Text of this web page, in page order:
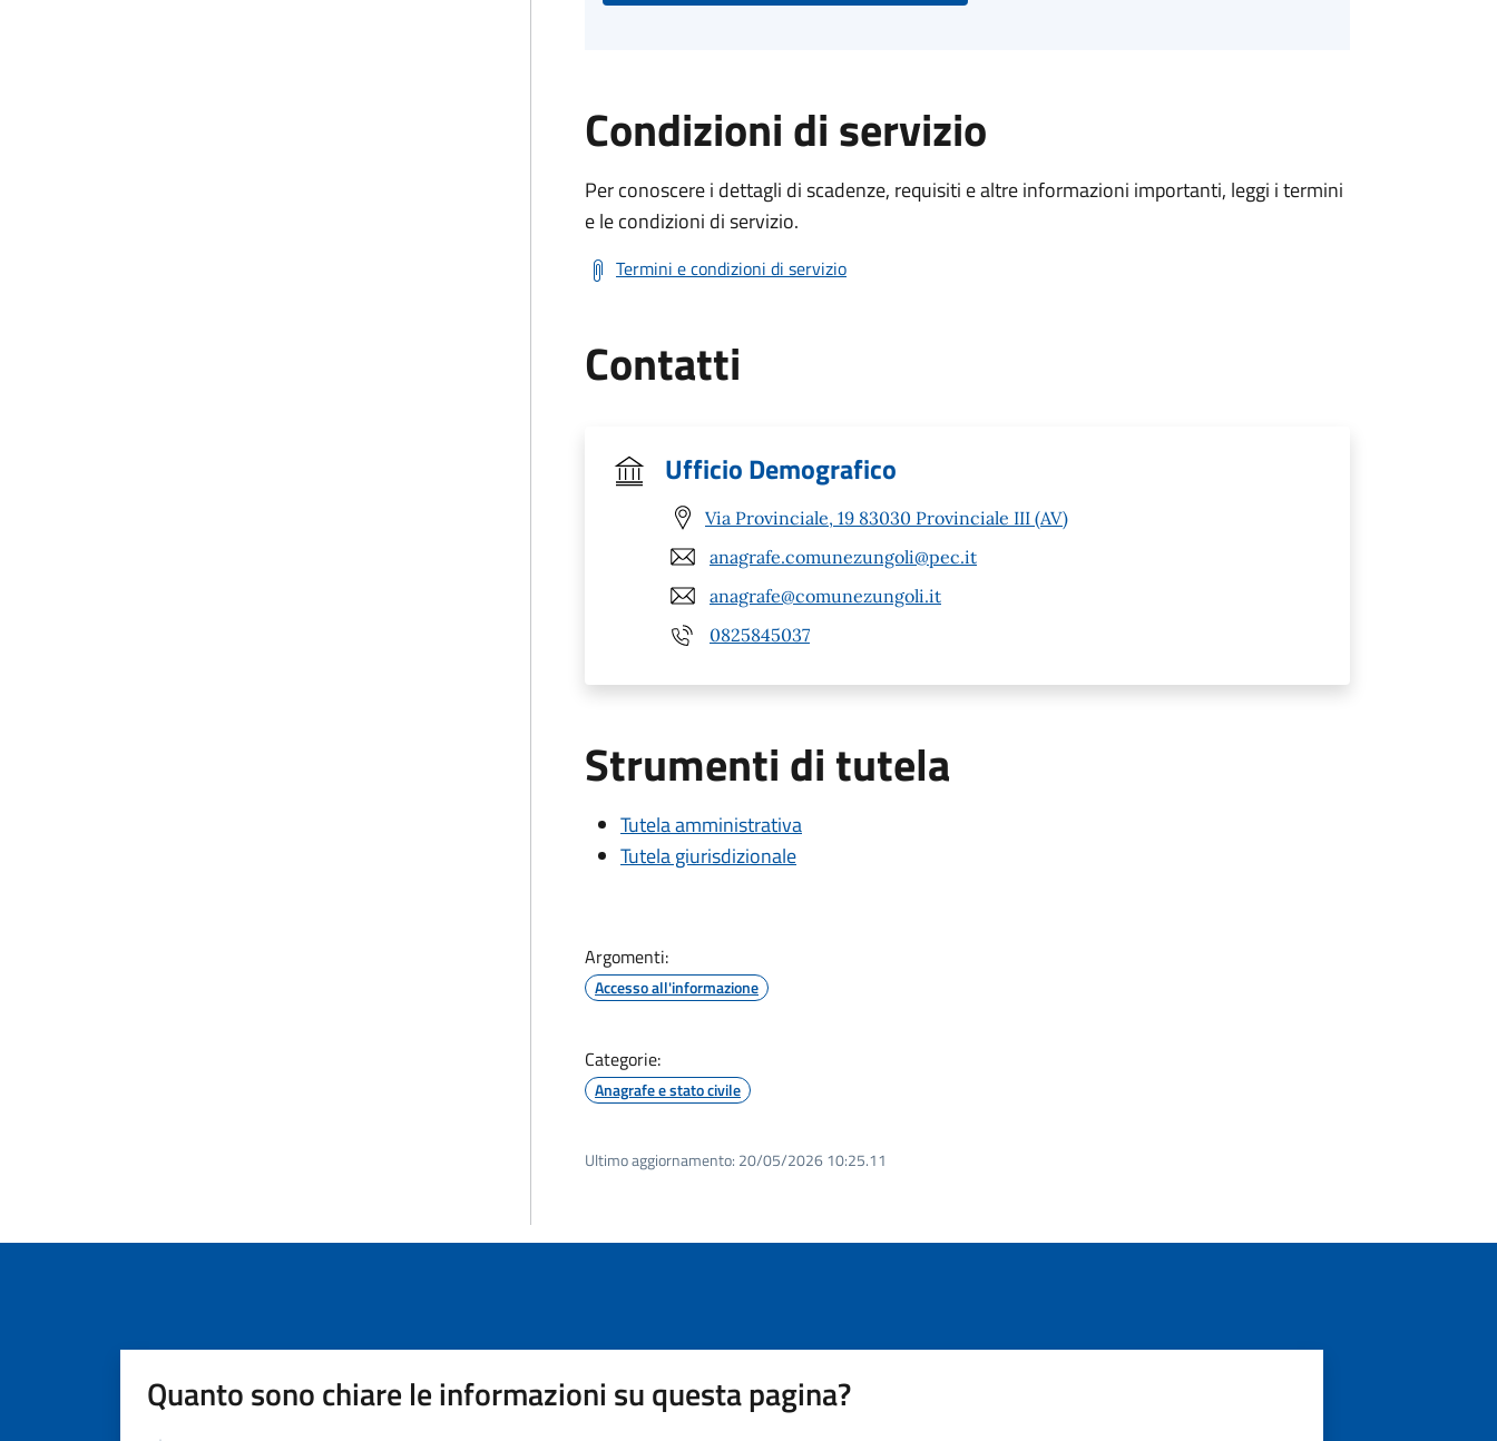
Condizioni di servizio
Per conoscere i dettagli di scadenze, requisiti e altre informazioni importanti, leggi i termini
e le condizioni di servizio.
Termini e condizioni di servizio
Contatti
Ufficio Demografico
Via Provinciale, 19 83030 Provinciale III (AV)
anagrafe.comunezungoli@pec.it
anagrafe@comunezungoli.it
0825845037
Strumenti di tutela
Tutela amministrativa
Tutela giurisdizionale
Argomenti:
Accesso all'informazione
Categorie:
Anagrafe e stato civile
Ultimo aggiornamento: 20/05/2026 10:25.11
Quanto sono chiare le informazioni su questa pagina?